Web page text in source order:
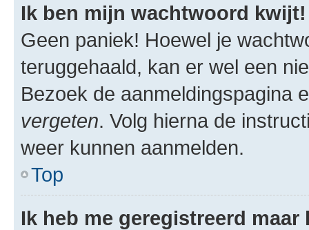
Ik ben mijn wachtwoord kwijt!
Geen paniek! Hoewel je
teruggehaald, kan er wel een
Bezoek de aanmeldingspagina
vergeten. Volg hierna de
weer kunnen aanmelden.
Top
Ik heb me geregistreerd